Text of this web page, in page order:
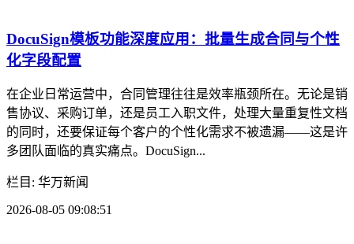
在当今竞争激烈的商业环境中，中小企业面临着巨大的运营压
预算内实现效率跃升，成为决定企业生存与增长的核心命题。
本文通过深度剖析DocuSign客户成...
栏目: 伙伴资讯
2026-08-05 10:08:17